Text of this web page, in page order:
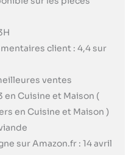
client : 4,4 sur
ventes
en Cuisine et Maison (
en Cuisine et Maison )
sur Amazon.fr : 14 avril